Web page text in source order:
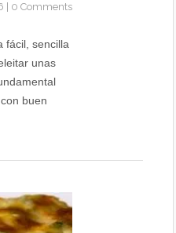
0 Comments
fácil, sencilla
unas
buen